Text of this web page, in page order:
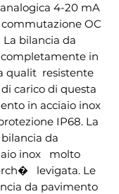
4-20 mA
OC
La bilancia da
in
qualit  resistente
carico di questa
in acciaio inox
IP68. La
da
inox   molto
levigata. Le
da pavimento